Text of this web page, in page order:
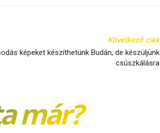
Következő cikk
képeket készíthetünk Budán, de készüljünk
csúszkálásra
már?